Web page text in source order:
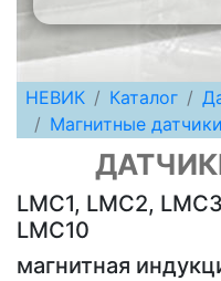
НЕВИК Каталог
Магнитные датчики
LMC1, LMC2,
LMC10
магнитная